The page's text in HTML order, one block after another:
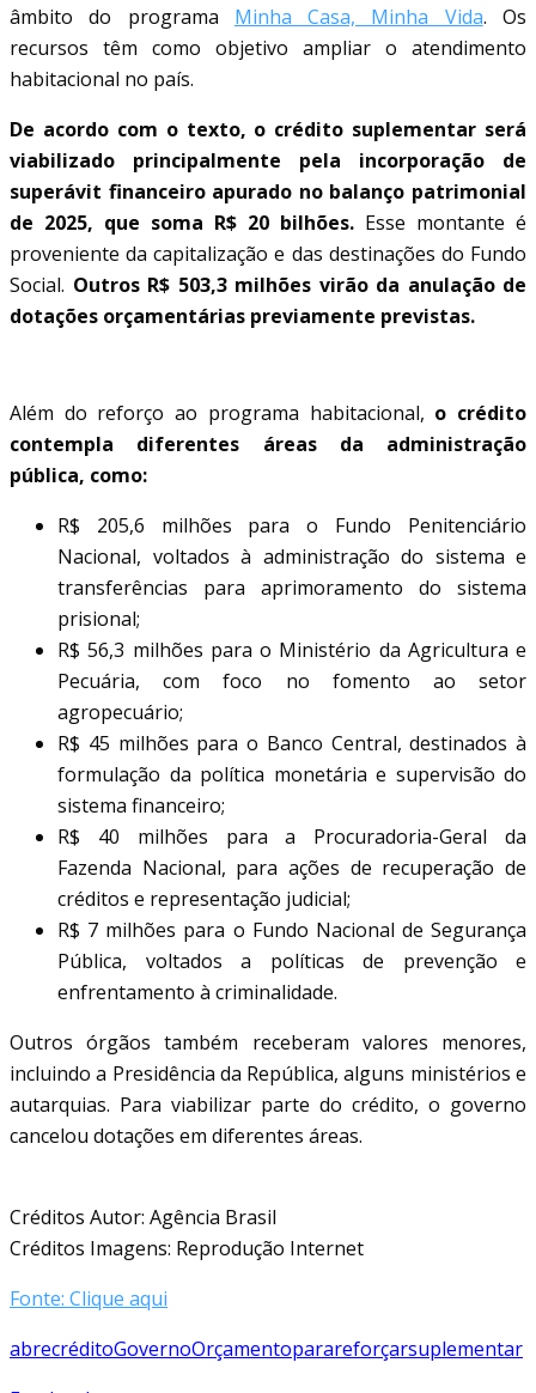
âmbito do programa Minha Casa, Minha Vida. Os
recursos têm como objetivo ampliar o atendimento
habitacional no país.
De acordo com o texto, o crédito suplementar será
viabilizado principalmente pela incorporação de
superávit financeiro apurado no balanço patrimonial
de 2025, que soma R$ 20 bilhões. Esse montante é
proveniente da capitalização e das destinações do Fundo
Social. Outros R$ 503,3 milhões virão da anulação de
dotações orçamentárias previamente previstas.
Além do reforço ao programa habitacional, o crédito
contempla diferentes áreas da administração
pública, como:
R$ 205,6 milhões para o Fundo Penitenciário
Nacional, voltados à administração do sistema e
transferências para aprimoramento do sistema
prisional;
R$ 56,3 milhões para o Ministério da Agricultura e
Pecuária, com foco no fomento ao setor
agropecuário;
R$ 45 milhões para o Banco Central, destinados à
formulação da política monetária e supervisão do
sistema financeiro;
R$ 40 milhões para a Procuradoria-Geral da
Fazenda Nacional, para ações de recuperação de
créditos e representação judicial;
R$ 7 milhões para o Fundo Nacional de Segurança
Pública, voltados a políticas de prevenção e
enfrentamento à criminalidade.
Outros órgãos também receberam valores menores,
incluindo a Presidência da República, alguns ministérios e
autarquias. Para viabilizar parte do crédito, o governo
cancelou dotações em diferentes áreas.
Créditos Autor: Agência Brasil
Créditos Imagens: Reprodução Internet
Fonte: Clique aqui
abrecréditoGovernoOrçamentoparareforçarsuplementar